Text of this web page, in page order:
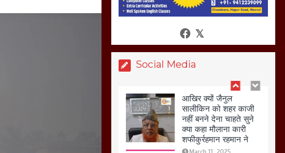
Social Media
आखिर क्यों जैनुल
नहीं बनने देना चाहते सुने
क्या कहा मौलाना कारी
शफीकुर्रहमान रहमान ने
March 11, 2025
बिजली विभाग से परेशान
होकर बागपत में एक संत ने
सरकार को दी आमरण
अनशन की चेतावनी